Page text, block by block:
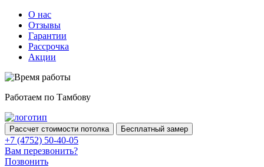
О нас
Отзывы
Гарантии
Рассрочка
Акции
Работаем по Тамбову
Рассчет стоимости потолка Бесплатный замер
+7 (4752) 50-40-05
Вам перезвонить?
Позвонить